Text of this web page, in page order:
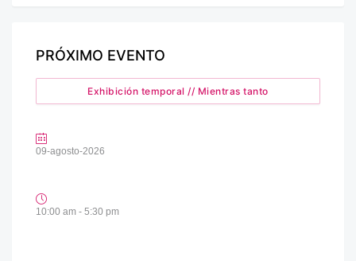
PRÓXIMO EVENTO
Exhibición temporal // Mientras tanto
09-agosto-2026
10:00 am - 5:30 pm